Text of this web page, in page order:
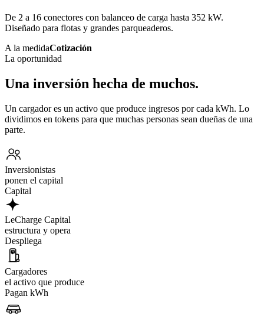
De 2 a 16 conectores con balanceo de carga hasta 352 kW.
Diseñado para flotas y grandes parqueaderos.
A la medidaCotización
La oportunidad
Una inversión hecha de muchos.
Un cargador es un activo que produce ingresos por cada kWh. Lo
dividimos en tokens para que muchas personas sean dueñas de una
parte.
Inversionistas
ponen el capital
Capital
LeCharge Capital
estructura y opera
Despliega
Cargadores
el activo que produce
Pagan kWh